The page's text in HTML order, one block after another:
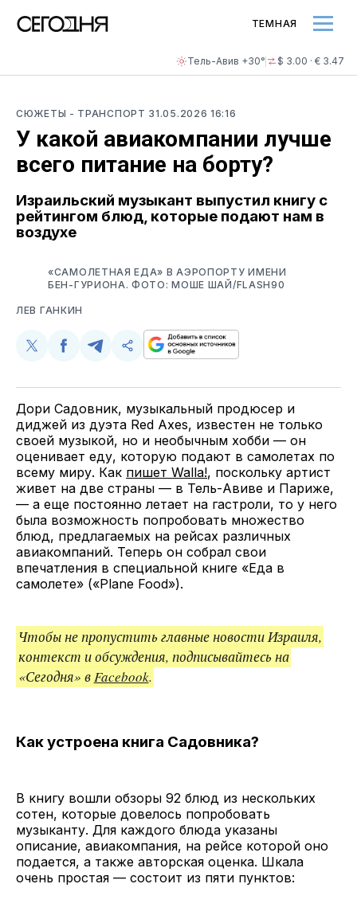
Тель-Авив +30° $ 3.00 · € 3.47
ТЕМНАЯ
СЮЖЕТЫ - ТРАНСПОРТ 31.05.2026 16:16
У какой авиакомпании лучше
всего питание на борту?
Израильский музыкант выпустил книгу с
рейтингом блюд, которые подают нам в
воздухе
«САМОЛЕТНАЯ ЕДА» В АЭРОПОРТУ ИМЕНИ
БЕН-ГУРИОНА. ФОТО: МОШЕ ШАЙ/FLASH90
ЛЕВ ГАНКИН
Поделиться
Twitter
Поделиться
Facebook
Поделиться
Telegram
Скопируйте
поделитесь
Дори Садовник, музыкальный продюсер и
диджей из дуэта Red Axes, известен не только
своей музыкой, но и необычным хобби — он
оценивает еду, которую подают в самолетах по
всему миру. Как пишет Walla!, поскольку артист
живет на две страны — в Тель-Авиве и Париже,
— а еще постоянно летает на гастроли, то у него
была возможность попробовать множество
блюд, предлагаемых на рейсах различных
авиакомпаний. Теперь он собрал свои
впечатления в специальной книге «Еда в
самолете» («Plane Food»).
Чтобы не пропустить главные новости Израиля,
контекст и обсуждения, подписывайтесь на
«Сегодня» вFacebook.
Как устроена книга Садовника?
В книгу вошли обзоры 92 блюд из нескольких
сотен, которые довелось попробовать
музыканту. Для каждого блюда указаны
описание, авиакомпания, на рейсе которой оно
подается, а также авторская оценка. Шкала
очень простая — состоит из пяти пунктов: